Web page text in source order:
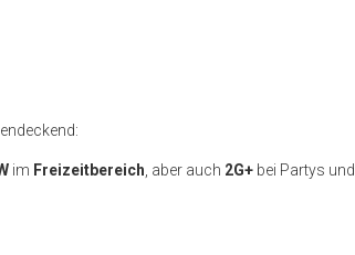
im Freizeitbereich , aber auch 2G+ bei Partys und